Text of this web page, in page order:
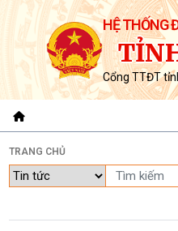
HỆ THỐNG
Cổng TTĐT
TRANG CHỦ